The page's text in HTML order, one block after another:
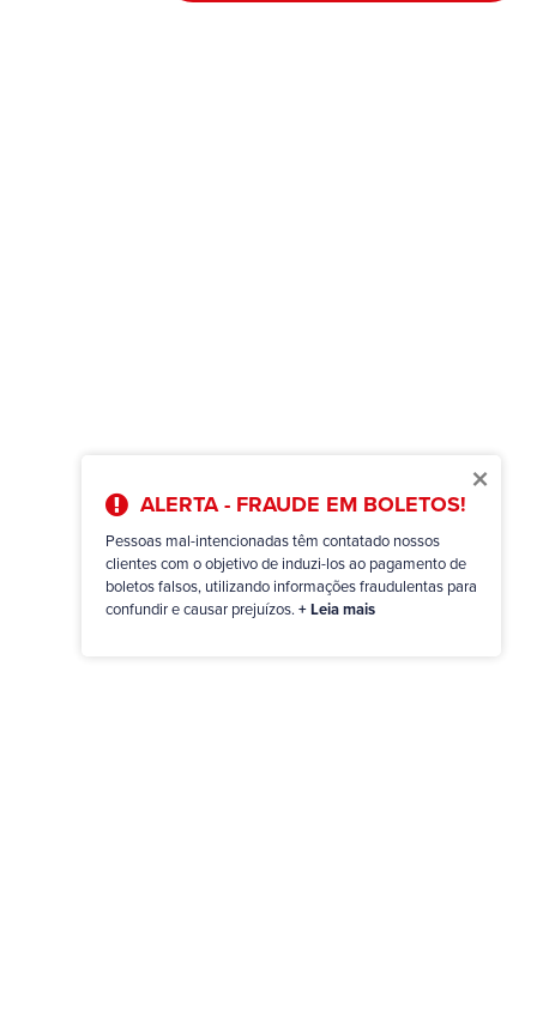
×
ALERTA - FRAUDE EM BOLETOS!
Pessoas mal-intencionadas têm contatado nossos
clientes com o objetivo de induzi-los ao pagamento de
boletos falsos, utilizando informações fraudulentas para
confundir e causar prejuízos. + Leia mais